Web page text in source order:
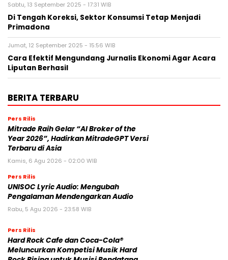
Sabtu, 13 September 2025 - 17:31 WIB
Di Tengah Koreksi, Sektor Konsumsi Tetap Menjadi
Primadona
Jumat, 12 September 2025 - 15:56 WIB
Cara Efektif Mengundang Jurnalis Ekonomi Agar Acara
Liputan Berhasil
BERITA TERBARU
Pers Rilis
Mitrade Raih Gelar “AI Broker of the
Year 2026”, Hadirkan MitradeGPT Versi
Terbaru di Asia
Kamis, 6 Agu 2026 - 02:00 WIB
Pers Rilis
UNISOC Lyric Audio: Mengubah
Pengalaman Mendengarkan Audio
Rabu, 5 Agu 2026 - 23:58 WIB
Pers Rilis
Hard Rock Cafe dan Coca-Cola®
Meluncurkan Kompetisi Musik Hard